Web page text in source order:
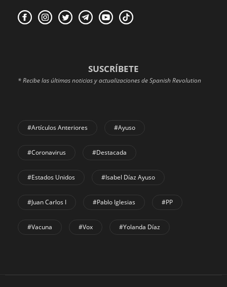
SUSCRÍBETE
* Recibe las últimas noticias y actualizaciones de Spanish Revolution
#Artículos Anteriores #Ayuso
#coronavirus #Destacada
#Estados Unidos #Isabel Díaz Ayuso
#Juan Carlos I #Pablo Iglesias #PP
#Vacuna #Vox #Yolanda Díaz